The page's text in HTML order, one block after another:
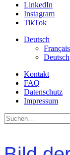
LinkedIn
Instagram
TikTok
Deutsch
Français
Deutsch
Kontakt
FAQ
Datenschutz
Impressum